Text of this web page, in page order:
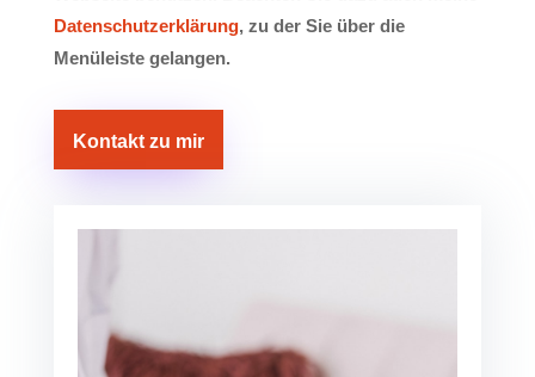
Datenschutzerklärung, zu der Sie über die
Menüleiste gelangen.
Kontakt zu mir